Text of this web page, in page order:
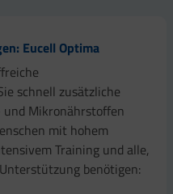
Eucell Optima
schnell zusätzliche
Mikronährstoffen
mit hohem
Training und alle,
benötigen: